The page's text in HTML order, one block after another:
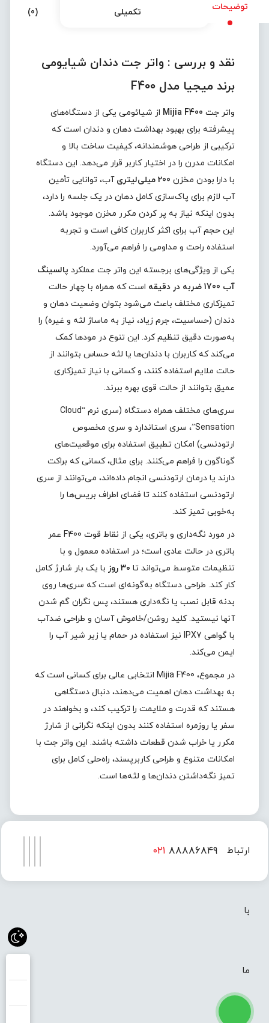
توضیحات تکمیلی (0)
نقد و بررسی :واتر جت دندان شیايومی
برند میجیا مدل F400
واتر جت Mijia F400 از شیائومی یکی از دستگاه‌های
پیشرفته برای بهبود بهداشت دهان و دندان است که
ترکیبی از طراحی هوشمندانه، کیفیت ساخت بالا و
امکانات مدرن را در اختیار کاربر قرار می‌دهد. این دستگاه
با دارا بودن مخزن 200 میلی‌لیتری
آب، توانایی تأمین
آب لازم برای پاک‌سازی کامل دهان در یک جلسه را دارد،
بدون اینکه نیاز به پر کردن مکرر مخزن موجود باشد.
این حجم آب برای اکثر کاربران کافی است و تجربه
استفاده راحت و مداومی را فراهم می‌آورد.
یکی از ویژگی‌های برجسته این واتر جت عملکرد پالسینگ
آب 1700 ضربه در دقیقه
است که همراه با چهار حالت
تمیزکاری مختلف باعث می‌شود بتوان وضعیت دهان و
دندان (حساسیت، جرم زیاد، نیاز به ماساژ لثه و غیره) را
به‌صورت دقیق تنظیم کرد. این تنوع در مودها کمک
می‌کند که کاربران با دندان‌ها یا لثه حساس بتوانند از
حالت ملایم استفاده کنند، و کسانی با نیاز تمیزکاری
عمیق بتوانند از حالت قوی بهره ببرند.
سری‌های مختلف همراه دستگاه (سری نرم “Cloud
Sensation”، سری استاندارد و سری مخصوص
ارتودنسی) امکان تطبیق استفاده برای موقعیت‌های
گوناگون را فراهم می‌کنند. برای مثال، کسانی که براکت
دارند یا درمان ارتودنسی انجام داده‌اند، می‌توانند از سری
ارتودنسی استفاده کنند تا فضای اطراف بریس‌ها را
به‌خوبی تمیز کند.
در مورد نگه‌داری و باتری، یکی از نقاط قوت F400 عمر
باتری در حالت عادی است؛ در استفاده معمول و با
تنظیمات متوسط می‌تواند تا ۳۰ روز
با یک بار شارژ کامل
کار کند. طراحی دستگاه به‌گونه‌ای است که سری‌ها روی
بدنه قابل نصب یا نگه‌داری هستند، پس نگران گم شدن
آنها نیستید. کلید روشن/خاموش آسان و طراحی ضدآب
با گواهی IPX7 نیز استفاده در حمام یا زیر شیر آب را
ایمن می‌کند.
در مجموع، Mijia F400 انتخابی عالی برای کسانی است که
به بهداشت دهان اهمیت می‌دهند، دنبال دستگاهی
هستند که قدرت و ملایمت را ترکیب کند، و بخواهند در
سفر یا روزمره استفاده کنند بدون اینکه نگرانی از شارژ
مکرر یا خراب شدن قطعات داشته باشند. این واتر جت با
امکانات متنوع و طراحی کاربرپسند، راه‌حلی کامل برای
تمیز نگه‌داشتن دندان‌ها و لثه‌ها است.
ارتباط
با
ما
۰۲۱ ۸۸۸۸۶۸۴۹